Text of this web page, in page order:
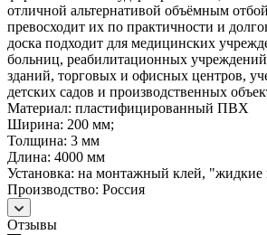
отличной альтернативой объёмным
превосходит их по практичности и
доска подходит для медицинских
больниц, реабилитационных
зданий, торговых и офисных центров,
детских садов и производственных
Материал: пластифицированный ПВХ
Ширина: 200 мм;
Толщина: 3 мм
Длина: 4000 мм
Установка: на монтажный клей, "жидкие
Производство: Россия
Отзывы